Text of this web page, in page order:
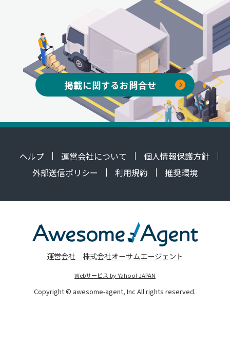
掲載に関するお問合せ
ヘルプ 運営会社について
個人情報保護方針
外部送信ポリシー
利用規約 推奨環境
運営会社 株式会社オーサムエージェント
Webサービス by Yahoo! JAPAN
Copyright © awesome-agent, Inc All rights reserved.